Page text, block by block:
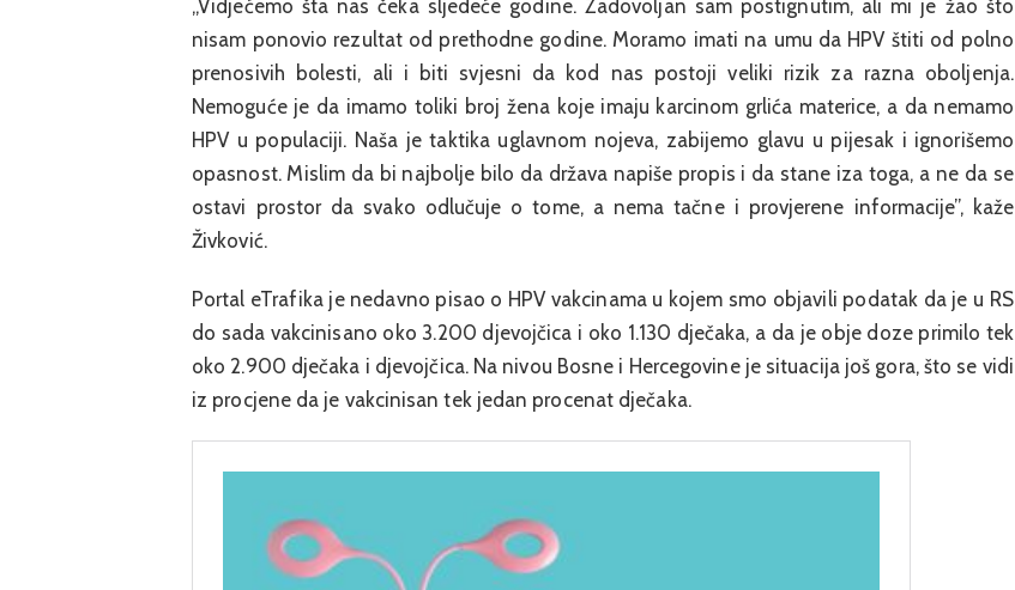
„Vidjećemo šta nas čeka sljedeće godine. Zadovoljan sam postignutim, ali mi je žao što
nisam ponovio rezultat od prethodne godine. Moramo imati na umu da HPV štiti od polno
prenosivih bolesti, ali i biti svjesni da kod nas postoji veliki rizik za razna oboljenja.
Nemoguće je da imamo toliki broj žena koje imaju karcinom grlića materice, a da nemamo
HPV u populaciji. Naša je taktika uglavnom nojeva, zabijemo glavu u pijesak i ignorišemo
opasnost. Mislim da bi najbolje bilo da država napiše propis i da stane iza toga, a ne da se
ostavi prostor da svako odlučuje o tome, a nema tačne i provjerene informacije”, kaže
Živković.
Portal eTrafika je nedavno pisao o HPV vakcinama u kojem smo objavili podatak da je u RS
do sada vakcinisano oko 3.200 djevojčica i oko 1.130 dječaka, a da je obje doze primilo tek
oko 2.900 dječaka i djevojčica. Na nivou Bosne i Hercegovine je situacija još gora, što se vidi
iz procjene da je vakcinisan tek jedan procenat dječaka.